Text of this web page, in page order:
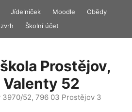
Jídelníček Moodle
Obědy
Školní účet
Prostějov,
Valenty 52
3970/52, 796 03 Prostějov 3